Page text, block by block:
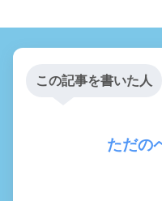
この記事を書いた人
ただの